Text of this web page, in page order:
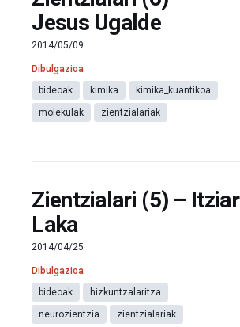
Jesus Ugalde
2014/05/09
Dibulgazioa
bideoak
kimika
kimika_kuantikoa
molekulak
zientzialariak
Zientzialari (5) – Itziar
Laka
2014/04/25
Dibulgazioa
bideoak
hizkuntzalaritza
neurozientzia
zientzialariak